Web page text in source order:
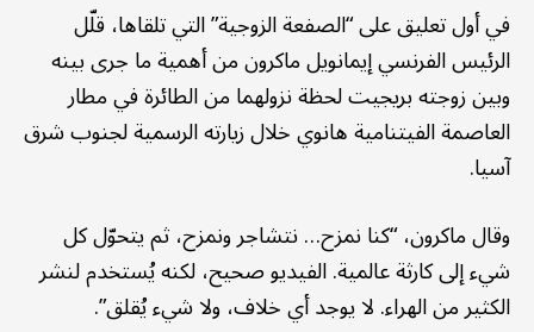
في أول تعليق على “الصفعة الزوجية” التي تلقاها، قلّل
الرئيس الفرنسي إيمانويل ماكرون من أهمية ما جرى بينه
وبين زوجته بريجيت لحظة نزولهما من الطائرة في مطار
العاصمة الفيتنامية هانوي خلال زيارته الرسمية لجنوب شرق
آسيا.
وقال ماكرون، “كنا نمزح… نتشاجر ونمزح، ثم يتحوّل كل
شيء إلى كارثة عالمية. الفيديو صحيح، لكنه يُستخدم لنشر
الكثير من الهراء. لا يوجد أي خلاف، ولا شيء يُقلق”.